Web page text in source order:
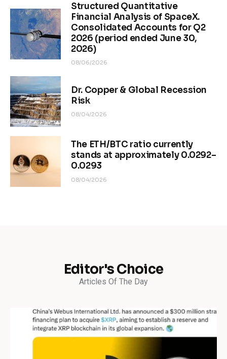
Structured Quantitative
Financial Analysis of SpaceX.
Consolidated Accounts for Q2
2026 (period ended June 30,
2026)
08/06/2026
Dr. Copper & Global Recession
Risk
08/04/2026
The ETH/BTC ratio currently
stands at approximately 0.0292–
0.0293
08/04/2026
Editor's Choice
Articles Of The Day